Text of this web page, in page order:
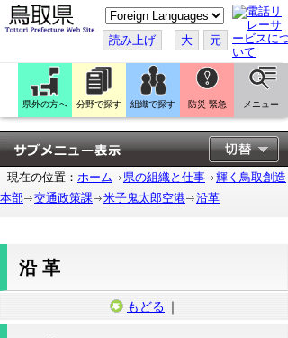
こ
の
ペ
ー
ジ
翻
訳
す
る
読み上げ 大 元
県外の方へ 分野で探す 組織で探す 防災 緊急 メニュー
現在の位置： ホーム 県の組織と仕事
輝く鳥取創造
本部
交通政策課 米子鬼太郎空港 沿革
沿革
もどる ｜